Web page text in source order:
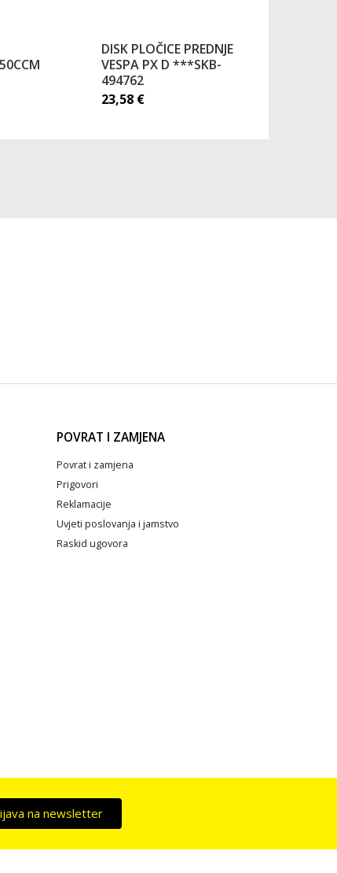
DISK PLOČICE PREDNJE
VESPA PX D ***SKB-
494762
23,58 €
POVRAT I ZAMJENA
Povrat i zamjena
Prigovori
Reklamacije
Uvjeti poslovanja i jamstvo
Raskid ugovora
na newsletter